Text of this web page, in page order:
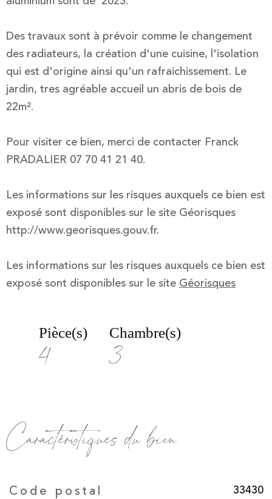
Des travaux sont à prévoir comme le changement
des radiateurs, la création d'une cuisine, l'isolation
qui est d'origine ainsi qu'un rafraichissement. Le
jardin, tres agréable accueil un abris de bois de
22m².
Pour visiter ce bien, merci de contacter Franck
PRADALIER 07 70 41 21 40.
Les informations sur les risques auxquels ce bien est
exposé sont disponibles sur le site Géorisques
http://www.georisques.gouv.fr.
Les informations sur les risques auxquels ce bien est
exposé sont disponibles sur le siteGéorisques
Pièce(s)
4
Chambre(s)
3
Caractéristiques du bien
Caractéristiques Valeurs
Code postal 33430